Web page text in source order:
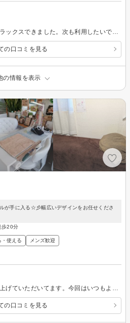
の口コミを見る
の情報を表示
が手に入る☆彡幅広いデザインをお任せくださ
歩20分
・使える メンズ歓迎
の口コミを見る